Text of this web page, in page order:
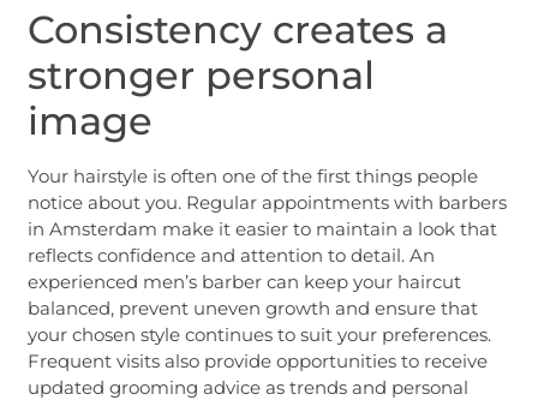
Consistency creates a
stronger personal
image
Your hairstyle is often one of the first things people
notice about you. Regular appointments with barbers
in Amsterdam make it easier to maintain a look that
reflects confidence and attention to detail. An
experienced men’s barber can keep your haircut
balanced, prevent uneven growth and ensure that
your chosen style continues to suit your preferences.
Frequent visits also provide opportunities to receive
updated grooming advice as trends and personal